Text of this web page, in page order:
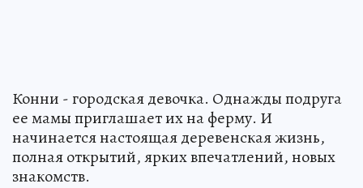
Конни - городская девочка. Однажды подруга
ее мамы приглашает их на ферму. И
начинается настоящая деревенская жизнь,
полная открытий, ярких впечатлений, новых
знакомств.